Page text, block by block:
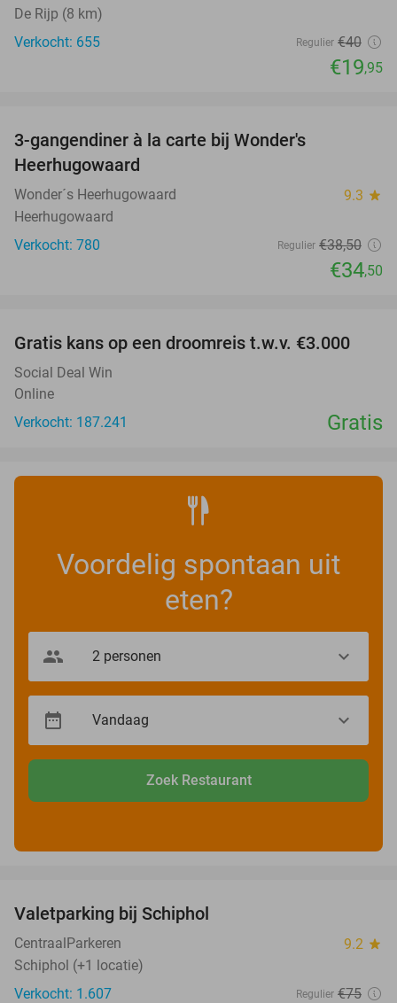
De Rijp (8 km)
Verkocht: 655
Regulier €40
€19,95
3-gangendiner à la carte bij Wonder's
Heerhugowaard
Wonder´s Heerhugowaard 9.3 star
Heerhugowaard
Verkocht: 780
Regulier €38,50
€34,50
Gratis kans op een droomreis t.w.v. €3.000
Social Deal Win
Online
Verkocht: 187.241
Gratis
Voordelig spontaan uit
eten?
Zoek Restaurant
Valetparking bij Schiphol
CentraalParkeren 9.2 star
Schiphol (+1 locatie)
Verkocht: 1.607
Regulier €75